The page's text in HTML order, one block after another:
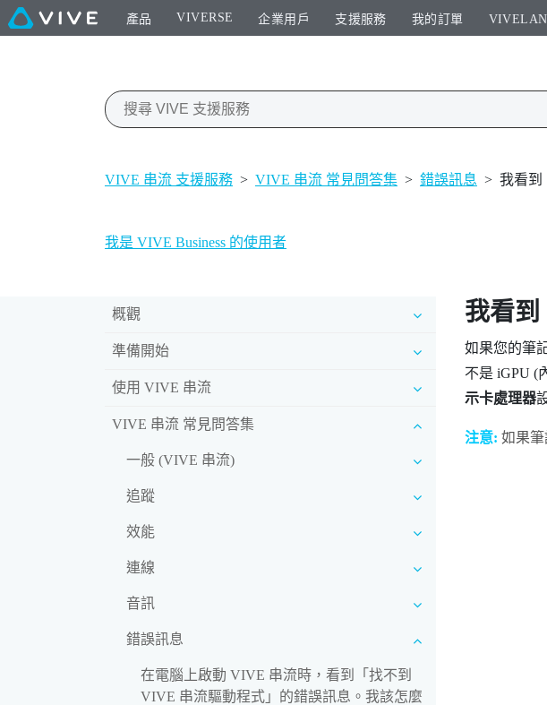
產品 VIVERSE 企業用戶 支援服務 我的訂單
VIVE 串流 支援服務 > VIVE 串流 常見問答集 > 錯誤訊息 > 我看到
我是 VIVE Business 的使用者
概觀
準備開始
使用 VIVE 串流
VIVE 串流 常見問答集
一般 (VIVE 串流)
追蹤
效能
連線
音訊
錯誤訊息
在電腦上啟動 VIVE 串流時，看到「找不到
VIVE 串流驅動程式」的錯誤訊息。我該怎麼
我看到
如果您的筆
不是 iGPU (
示卡處理器
注意: 如果筆